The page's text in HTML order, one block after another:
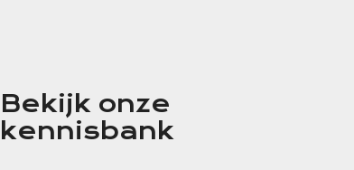
Bekijk onze
kennisbank